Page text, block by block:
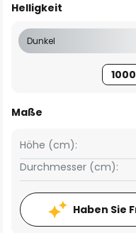
Helligkeit
Dunkel
Maße
Höhe (cm):
Durchmesser (cm):
Haben Sie